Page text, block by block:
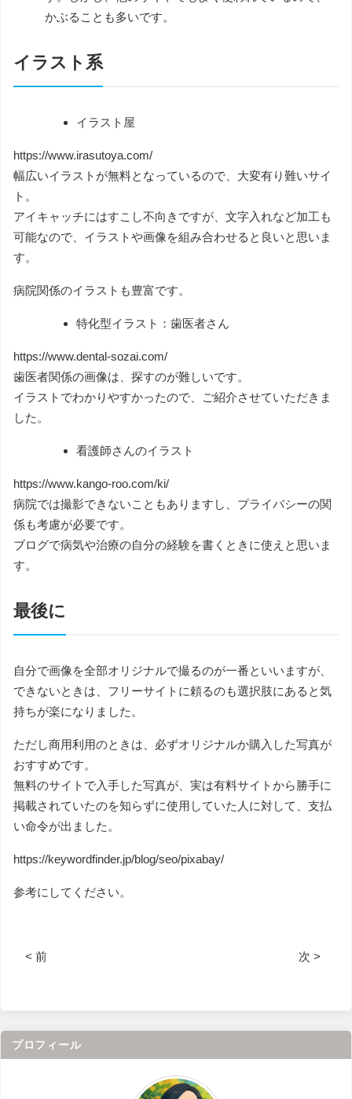
かぶることも多いです。
イラスト系
イラスト屋
https://www.irasutoya.com/
幅広いイラストが無料となっているので、大変有り難いサイ
ト。
アイキャッチにはすこし不向きですが、文字入れなど加工も
可能なので、イラストや画像を組み合わせると良いと思いま
す。
病院関係のイラストも豊富です。
特化型イラスト：歯医者さん
https://www.dental-sozai.com/
歯医者関係の画像は、探すのが難しいです。
イラストでわかりやすかったので、ご紹介させていただきま
した。
看護師さんのイラスト
https://www.kango-roo.com/ki/
病院では撮影できないこともありますし、プライバシーの関
係も考慮が必要です。
ブログで病気や治療の自分の経験を書くときに使えと思いま
す。
最後に
自分で画像を全部オリジナルで撮るのが一番といいますが、
できないときは、フリーサイトに頼るのも選択肢にあると気
持ちが楽になりました。
ただし商用利用のときは、必ずオリジナルか購入した写真が
おすすめです。
無料のサイトで入手した写真が、実は有料サイトから勝手に
掲載されていたのを知らずに使用していた人に対して、支払
い命令が出ました。
https://keywordfinder.jp/blog/seo/pixabay/
参考にしてください。
< 前 次 >
プロフィール